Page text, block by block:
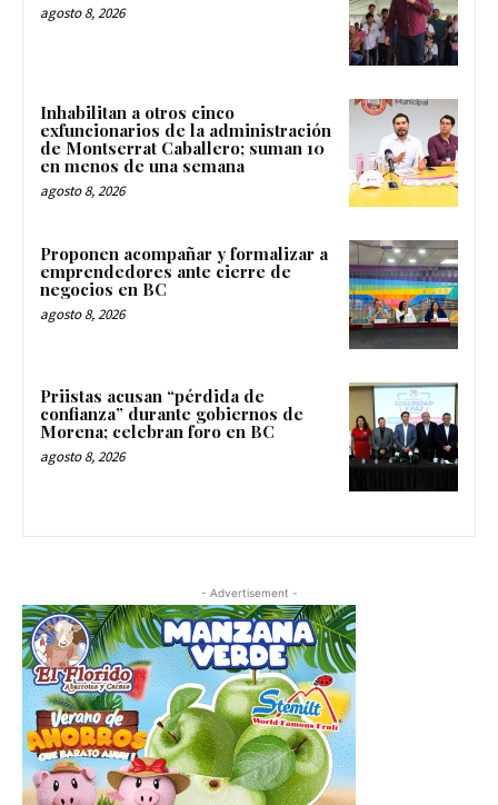
agosto 8, 2026
Inhabilitan a otros cinco
exfuncionarios de la administración
de Montserrat Caballero; suman 10
en menos de una semana
agosto 8, 2026
Proponen acompañar y formalizar a
emprendedores ante cierre de
negocios en BC
agosto 8, 2026
Priistas acusan “pérdida de
confianza” durante gobiernos de
Morena; celebran foro en BC
agosto 8, 2026
- Advertisement -